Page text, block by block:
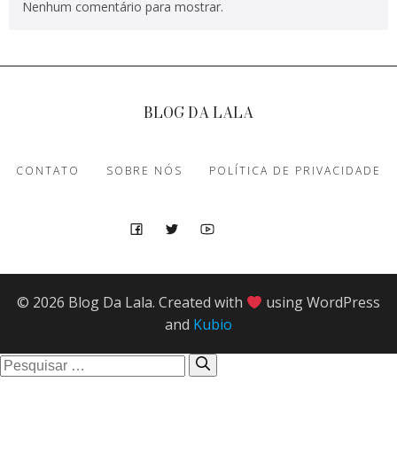
Nenhum comentário para mostrar.
BLOG DA LALA
CONTATO SOBRE NÓS POLÍTICA DE PRIVACIDADE
© 2026 Blog Da Lala. Created with
using WordPress
and Kubio
Pesquisar
por: